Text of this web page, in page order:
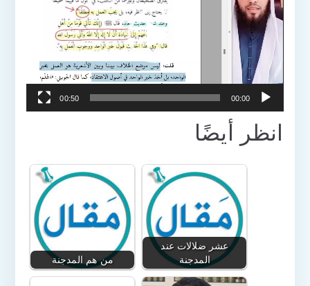
00:00
00:50
انظر أيضًا
من هم المدجنة
عشر ضلالات عند
المدجنة